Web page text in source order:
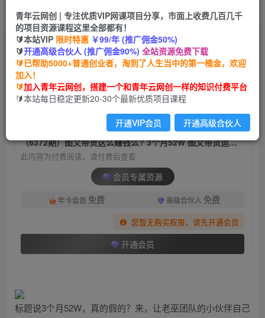
首页 创业课程 会员专属 正文
（6372期）图文带货这么赚钱么? 3个月52W 图文
带货运营加强课
青年云网创
2年前发布
关注 私信
（6372期）图文带货这么赚钱么? 3个月52W 图文带货运营加强课
此内容为付费阅读，请付费后查看
会员专属资源
年卡会员 免费 高级合伙人 免费
您暂无购买权限，请先开通会员
开通会员
标题说3个月52W，真的假的？来，让老巫团队的小伙伴自己
青年云网创 | 专注优质VIP网课项目分享，市面上收费几百几千
的项目资源课程这里全部都有！
🔰本站VIP 限时特惠 ￥99/年 (推广佣金50%)
🔰开通高级合伙人 (推广佣金90%) 全站资源免费下载
🔰已帮助5000+普通创业者，淘到了人生当中的第一桶金，欢迎
加入！
🔰加入青年云网创，搭建一个和青年云网创一样的知识付费平台
🔰本站每日稳定更新20-30个最新优质项目课程
开通VIP会员 开通高级合伙人